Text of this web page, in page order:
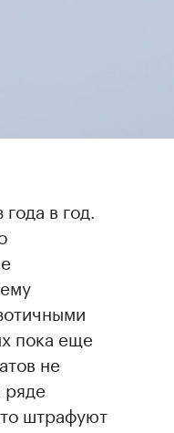
в год.
пока еще
не
штрафуют